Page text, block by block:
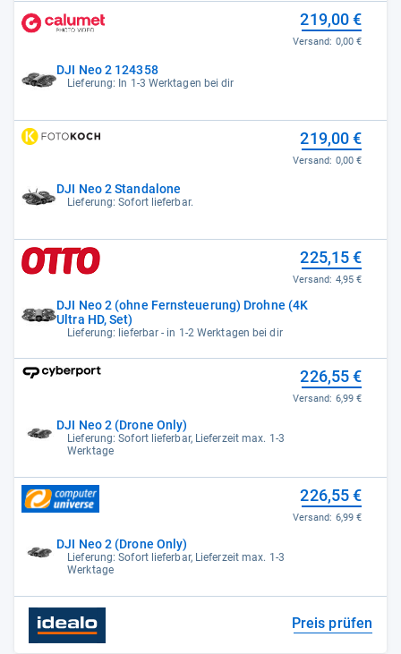
DJI Neo 2 124358
Lieferung: In 1-3 Werktagen bei dir
219,00 €
Versand: 0,00 €
DJI Neo 2 Standalone
Lieferung: Sofort lieferbar.
219,00 €
Versand: 0,00 €
DJI Neo 2 (ohne Fernsteuerung) Drohne (4K
Ultra HD, Set)
Lieferung: lieferbar - in 1-2 Werktagen bei dir
225,15 €
Versand: 4,95 €
DJI Neo 2 (Drone Only)
Lieferung: Sofort lieferbar, Lieferzeit max. 1-3
Werktage
226,55 €
Versand: 6,99 €
DJI Neo 2 (Drone Only)
Lieferung: Sofort lieferbar, Lieferzeit max. 1-3
Werktage
226,55 €
Versand: 6,99 €
Preis prüfen